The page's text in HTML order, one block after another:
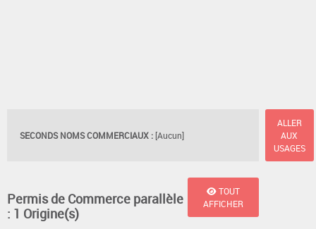
SECONDS NOMS COMMERCIAUX : [Aucun]
ALLER
AUX
USAGES
Permis de Commerce parallèle
: 1 Origine(s)
TOUT
AFFICHER